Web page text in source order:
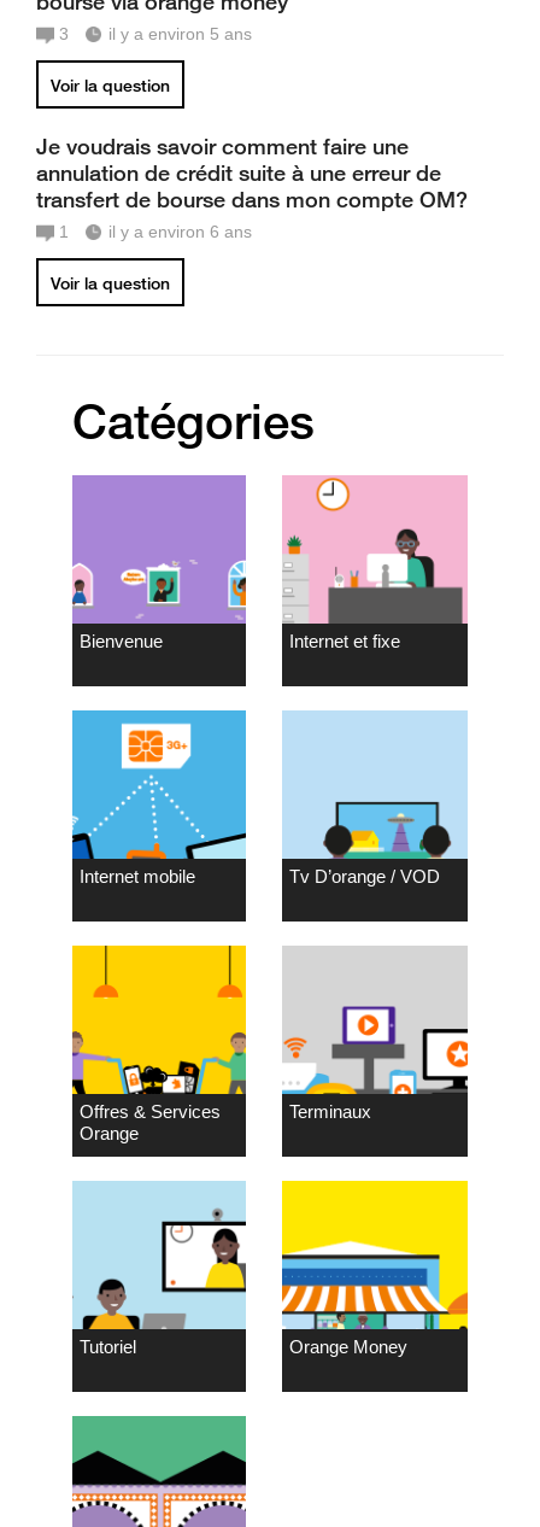
3 il y a environ 5 ans
Voir la question
Je voudrais savoir comment faire une
annulation de crédit suite à une erreur de
transfert de bourse dans mon compte OM?
1 il y a environ 6 ans
Voir la question
Catégories
Bienvenue Internet et fixe
Internet mobile Tv D’orange / VOD
Offres & Services
Orange
Terminaux
Tutoriel Orange Money